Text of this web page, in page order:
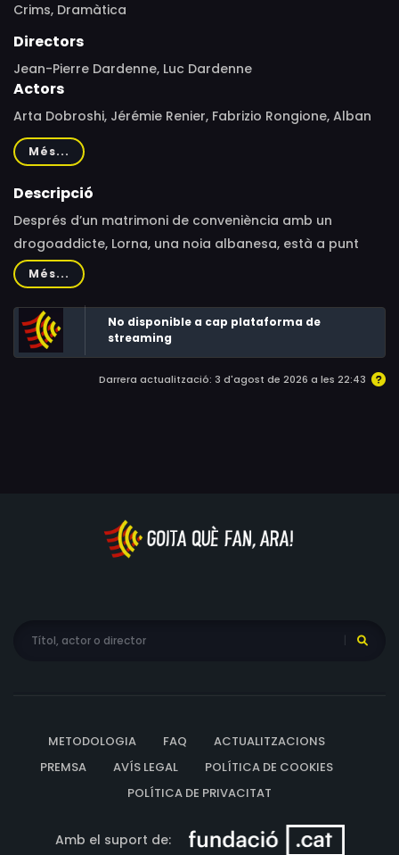
Crims, Dramàtica
Directors
Jean-Pierre Dardenne, Luc Dardenne
Actors
Arta Dobroshi, Jérémie Renier, Fabrizio Rongione, Alban
Ukaj, Morgan Marinne, Anton Yakovlev, Olivier Gourmet,
Grigori Manoukov, Mireille Bailly, Serge Larivière,
Stéphanie Gob, Laurent Caron, Baptiste Sornin,
Més...
Descripció
Després d’un matrimoni de conveniència amb un
drogoaddicte, Lorna, una noia albanesa, està a punt
d’aconseguir la nacionalitat belga.
Més...
No disponible a cap plataforma de
streaming
Darrera actualització: 3 d'agost de 2026 a les 22:43
METODOLOGIA FAQ
ACTUALITZACIONS
PREMSA
AVÍS LEGAL
POLÍTICA DE COOKIES
POLÍTICA DE PRIVACITAT
Amb el suport de: